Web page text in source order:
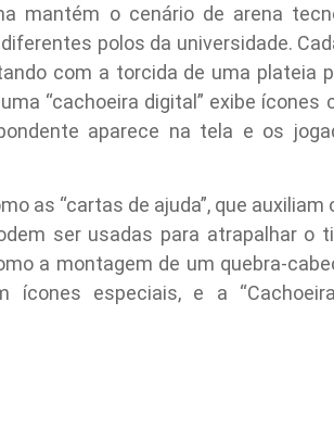
mantém o cenário de arena
polos da universidade.
com a torcida de uma plateia
“cachoeira digital” exibe ícones
aparece na tela e os
as “cartas de ajuda”, que
ser usadas para atrapalhar o
a montagem de um quebra-
ícones especiais, e a